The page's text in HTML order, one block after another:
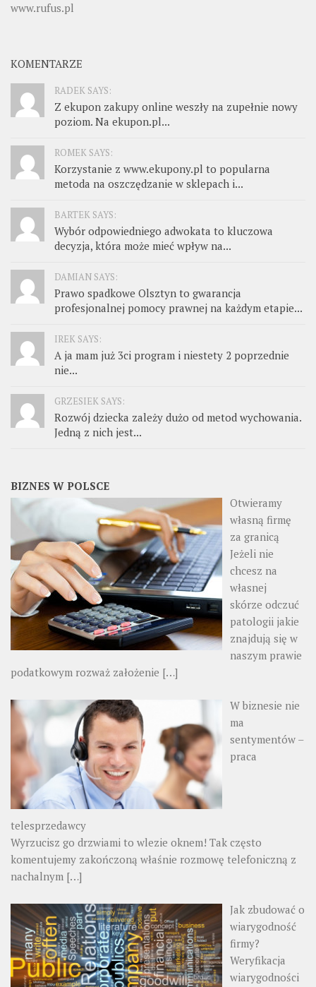
www.rufus.pl
KOMENTARZE
RADEK SAYS:
Z ekupon zakupy online weszły na zupełnie nowy
poziom. Na ekupon.pl...
ROMEK SAYS:
Korzystanie z www.ekupony.pl to popularna
metoda na oszczędzanie w sklepach i...
BARTEK SAYS:
Wybór odpowiedniego adwokata to kluczowa
decyzja, która może mieć wpływ na...
DAMIAN SAYS:
Prawo spadkowe Olsztyn to gwarancja
profesjonalnej pomocy prawnej na każdym etapie...
IREK SAYS:
A ja mam już 3ci program i niestety 2 poprzednie
nie...
GRZESIEK SAYS:
Rozwój dziecka zależy dużo od metod wychowania.
Jedną z nich jest...
BIZNES W POLSCE
Otwieramy
własną firmę
za granicą
Jeżeli nie
chcesz na
własnej
skórze odczuć
patologii jakie
znajdują się w
naszym prawie
podatkowym rozważ założenie […]
W biznesie nie
ma
sentymentów –
praca
telesprzedawcy
Wyrzucisz go drzwiami to wlezie oknem! Tak często
komentujemy zakończoną właśnie rozmowę telefoniczną z
nachalnym […]
Jak zbudować o
wiarygodność
firmy?
Weryfikacja
wiarygodności